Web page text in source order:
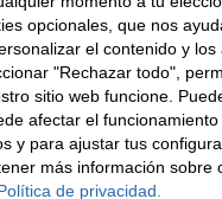
opcionales, que nos
el contenido y
"Rechazar todo",
sitio web funcione.
afectar el
y para ajustar tus
más información sobre
de privacidad.